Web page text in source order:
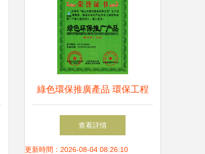
綠色環保推廣產品 環保工程
的創新實踐與未來展望
查看詳情
更新時間：2026-08-04 08:26:10